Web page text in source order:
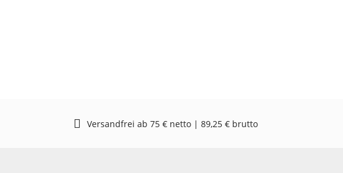
Versandfrei ab 75 € netto | 89,25 € brutto